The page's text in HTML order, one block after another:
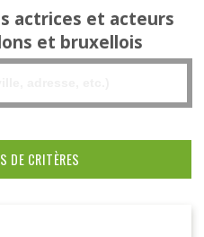
actrices et acteurs
et bruxellois
DE CRITÈRES